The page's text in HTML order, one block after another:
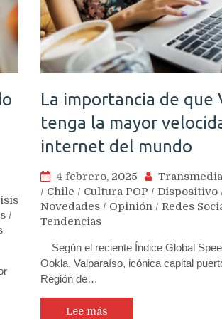
/
La importancia de que
tenga la mayor
internet del mundo
4 febrero, 2025
/ Chile / Cultura POP / Dispositivo
Novedades / Opinión / Redes
Tendencias
Según el reciente Índice Global
Ookla, Valparaíso, icónica capital
Región de…
Lee más